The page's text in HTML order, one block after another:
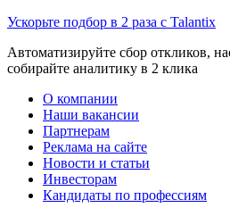
Ускорьте подбор в 2 раза с Talantix
Автоматизируйте сбор откликов,
собирайте аналитику в 2 клика
О компании
Наши вакансии
Партнерам
Реклама на сайте
Новости и статьи
Инвесторам
Кандидаты по профессиям